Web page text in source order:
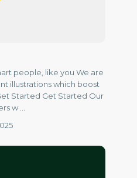
people, like you We are
illustrations which boost
Started Get Started Our
w